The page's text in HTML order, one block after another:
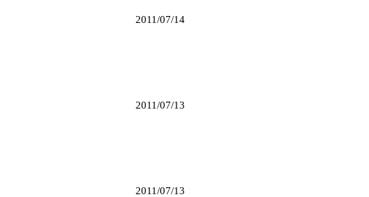
2011/07/14
2011/07/13
2011/07/13